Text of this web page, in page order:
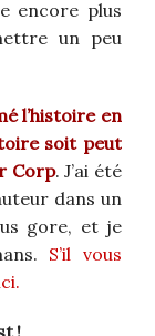
encore plus
un peu
l’histoire en
soit peut
Corp. J’ai été
dans un
gore, et je
S’il vous